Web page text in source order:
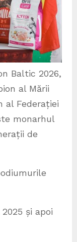
Baltic 2026,
al Mării
al Federației
monarhul
de
și apoi